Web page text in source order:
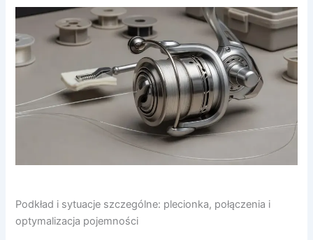
Podkład i sytuacje szczególne: plecionka, połączenia i
optymalizacja pojemności